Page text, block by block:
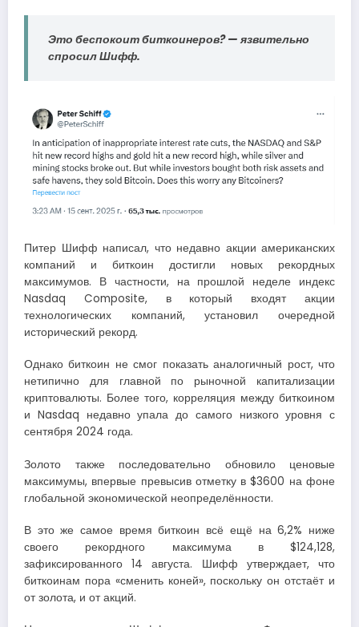
Это беспокоит биткоинеров? — язвительно
спросил Шифф.
Питер Шифф написал, что недавно акции американских
компаний и биткоин достигли новых рекордных
максимумов. В частности, на прошлой неделе индекс
Nasdaq Composite, в который входят акции
технологических компаний, установил очередной
исторический рекорд.
Однако биткоин не смог показать аналогичный рост, что
нетипично для главной по рыночной капитализации
криптовалюты. Более того, корреляция между биткоином
и Nasdaq недавно упала до самого низкого уровня с
сентября 2024 года.
Золото также последовательно обновило ценовые
максимумы, впервые превысив отметку в $3600 на фоне
глобальной экономической неопределённости.
В это же самое время биткоин всё ещё на 6,2% ниже
своего рекордного максимума в $124,128,
зафиксированного 14 августа. Шифф утверждает, что
биткоинам пора «сменить коней», поскольку он отстаёт и
от золота, и от акций.